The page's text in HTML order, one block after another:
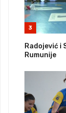
3
Radojević i
Rumunije